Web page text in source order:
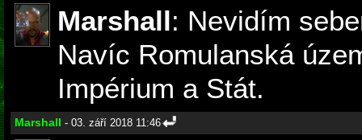
Marshall: Nevidím
Navíc Romulanská
Impérium a Stát.
Marshall - 03. září 2018 11:46